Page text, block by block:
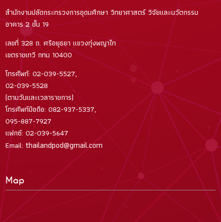
สำนักงานปลัดกระทรวงการอุดมศึกษา วิทยาศาสตร์ วิจัยและนวัตกรรม
อาคาร 2 ชั้น 19
เลขที่ 328 ถ. ศรีอยุธยา แขวงทุ่งพญาไท
เขตราชเทวี กทม 10400
โทรศัพท์: 02-039-5527,
02-039-5528
(ตามวันและเวลาราชการ)
โทรศัพท์มือถือ: 082-937-5337,
095-887-7927
แฟกซ์: 02-039-5647
Email: thailandpod@gmail.com
Map